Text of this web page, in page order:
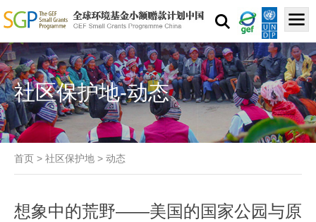
社区保护地-动态
首页 > 社区保护地 > 动态
想象中的荒野——美国的国家公园与原